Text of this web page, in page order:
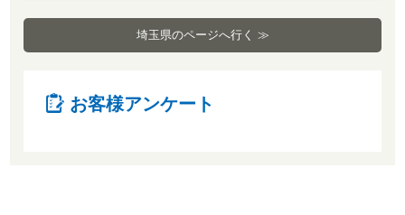
埼玉県のページへ行く ≫
お客様アンケート